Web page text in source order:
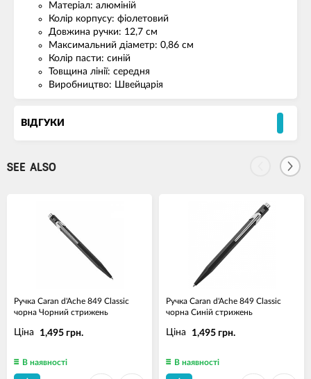
Матеріал: алюміній
Колір корпусу: фіолетовий
Довжина ручки: 12,7 см
Максимальний діаметр: 0,86 см
Колір пасти: синій
Товщина лінії: середня
Виробництво: Швейцарія
ВІДГУКИ
SEE ALSO
Ручка Caran d'Ache 849 Classic
чорна Чорний стрижень
Ціна 1,495 грн.
В наявності
Ручка Caran d'Ache 849 Classic
чорна Синій стрижень
Ціна 1,495 грн.
В наявності